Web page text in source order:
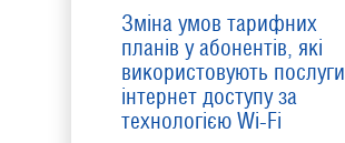
Зміна умов тарифних
планів у абонентів, які
використовують послуги
інтернет доступу за
технологією Wi-Fi